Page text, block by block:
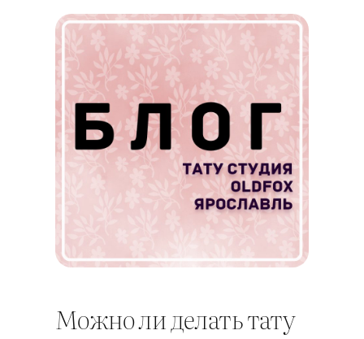
Можно ли делать тату